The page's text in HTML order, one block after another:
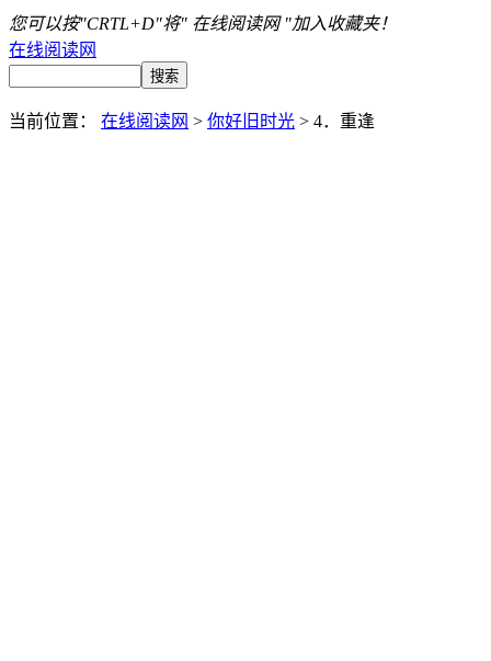
您可以按"CRTL+D"将" 在线阅读网 "加入收藏夹！
在线阅读网
当前位置： 在线阅读网 > 你好旧时光 > 4．重逢